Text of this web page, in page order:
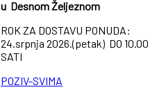
u Desnom Željeznom
ROK ZA DOSTAVU PONUDA:
24.srpnja 2026.(petak) DO 10.00
SATI
POZIV-SVIMA